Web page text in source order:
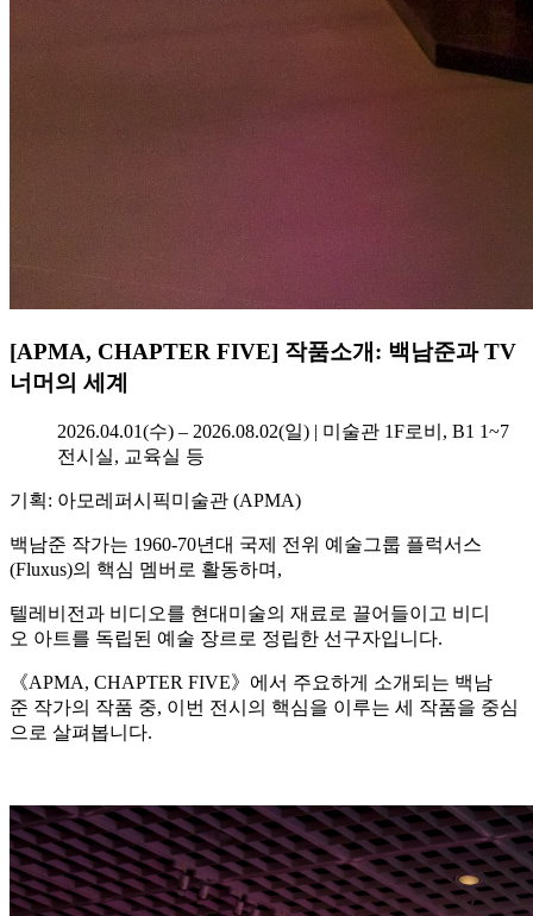
[APMA, CHAPTER FIVE] 작품소개: 백남준과 TV
너머의 세계
2026.04.01(수) – 2026.08.02(일) | 미술관 1F로비, B1 1~7
전시실, 교육실 등
기획: 아모레퍼시픽미술관 (APMA)
백남준 작가는 1960-70년대 국제 전위 예술그룹 플럭서스
(Fluxus)의 핵심 멤버로 활동하며 ,
텔레비전과 비디오를 현대미술의 재료로 끌어들이고 비디
오 아트를 독립된 예술 장르로 정립한 선구자입니다.
《APMA, CHAPTER FIVE》에서 주요하게 소개되는 백남
준 작가의 작품 중, 이번 전시의 핵심을 이루는 세 작품을 중심
으로 살펴봅니다.